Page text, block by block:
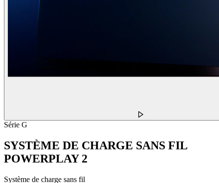
Série G
SYSTÈME DE CHARGE SANS FIL
POWERPLAY 2
Système de charge sans fil